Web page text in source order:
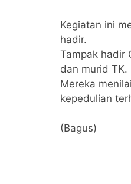
Kegiatan ini
hadir.
Tampak hadir
dan murid TK.
Mereka
kepedulian
(Bagus)